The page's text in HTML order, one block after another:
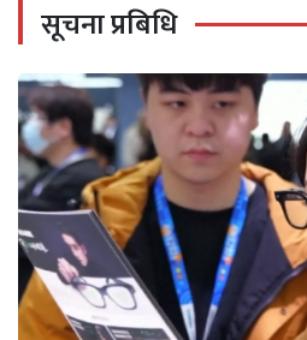
सूचना प्रबिधि